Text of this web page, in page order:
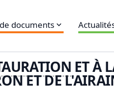
documents
ET À
ET DE